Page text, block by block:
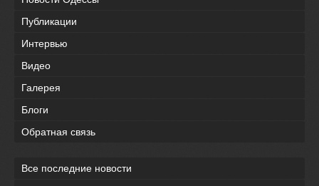
Публикации
Интервью
Видео
Галерея
Блоги
Обратная связь
Все последние новости